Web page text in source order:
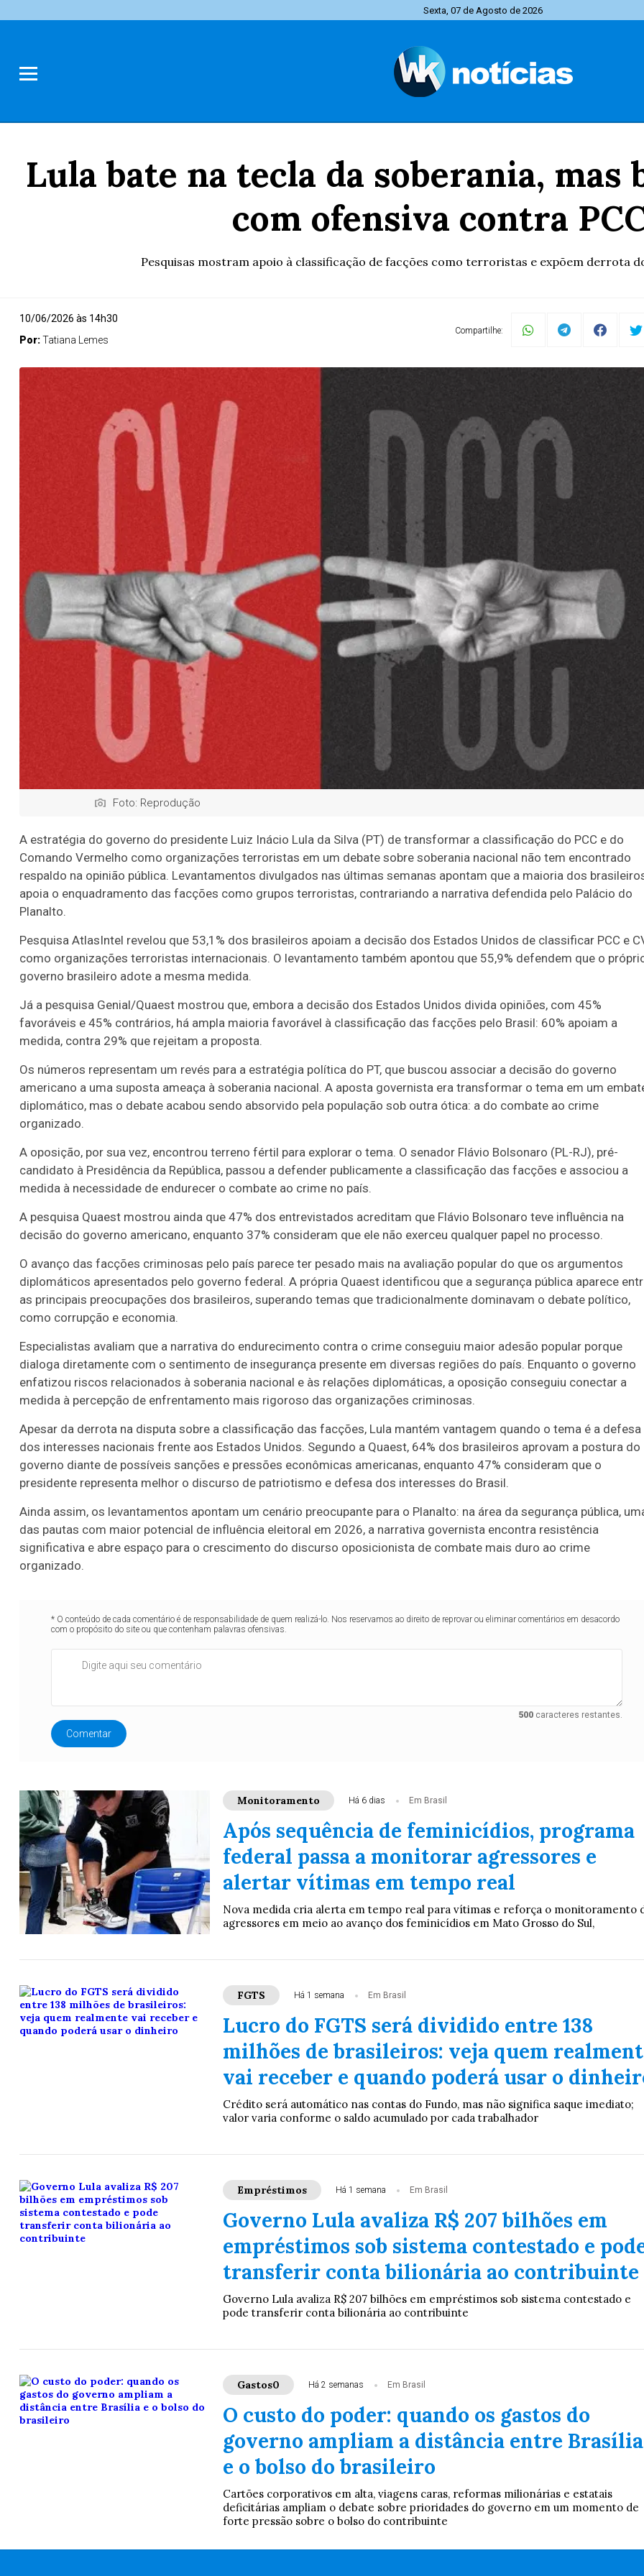
Sexta, 07 de Agosto de 2026
Lula bate na tecla da soberania,
com ofensiva contra
Pesquisas mostram apoio à classificação de facções como terroristas e expõem derrota
10/06/2026 às 14h30
Por:Tatiana Lemes
Compartilhe:
Foto: Reprodução
A estratégia do governo do presidente Luiz Inácio Lula da Silva (PT) de transformar a classificação do PCC e do
Comando Vermelho como organizações terroristas em um debate sobre soberania nacional não tem encontrado
respaldo na opinião pública. Levantamentos divulgados nas últimas semanas apontam que a maioria dos
apoia o enquadramento das facções como grupos terroristas, contrariando a narrativa defendida pelo Palácio do
Planalto.
Pesquisa AtlasIntel revelou que 53,1% dos brasileiros apoiam a decisão dos Estados Unidos de classificar PCC e
como organizações terroristas internacionais. O levantamento também apontou que 55,9% defendem que o
governo brasileiro adote a mesma medida.
Já a pesquisa Genial/Quaest mostrou que, embora a decisão dos Estados Unidos divida opiniões, com 45%
favoráveis e 45% contrários, há ampla maioria favorável à classificação das facções pelo Brasil: 60% apoiam a
medida, contra 29% que rejeitam a proposta.
Os números representam um revés para a estratégia política do PT, que buscou associar a decisão do governo
americano a uma suposta ameaça à soberania nacional. A aposta governista era transformar o tema em um
diplomático, mas o debate acabou sendo absorvido pela população sob outra ótica: a do combate ao crime
organizado.
A oposição, por sua vez, encontrou terreno fértil para explorar o tema. O senador Flávio Bolsonaro (PL-RJ), pré-
candidato à Presidência da República, passou a defender publicamente a classificação das facções e associou a
medida à necessidade de endurecer o combate ao crime no país.
A pesquisa Quaest mostrou ainda que 47% dos entrevistados acreditam que Flávio Bolsonaro teve influência na
decisão do governo americano, enquanto 37% consideram que ele não exerceu qualquer papel no processo.
O avanço das facções criminosas pelo país parece ter pesado mais na avaliação popular do que os argumentos
diplomáticos apresentados pelo governo federal. A própria Quaest identificou que a segurança pública aparece
as principais preocupações dos brasileiros, superando temas que tradicionalmente dominavam o debate político,
como corrupção e economia.
Especialistas avaliam que a narrativa do endurecimento contra o crime conseguiu maior adesão popular porque
dialoga diretamente com o sentimento de insegurança presente em diversas regiões do país. Enquanto o governo
enfatizou riscos relacionados à soberania nacional e às relações diplomáticas, a oposição conseguiu conectar a
medida à percepção de enfrentamento mais rigoroso das organizações criminosas.
Apesar da derrota na disputa sobre a classificação das facções, Lula mantém vantagem quando o tema é a defesa
dos interesses nacionais frente aos Estados Unidos. Segundo a Quaest, 64% dos brasileiros aprovam a postura do
governo diante de possíveis sanções e pressões econômicas americanas, enquanto 47% consideram que o
presidente representa melhor o discurso de patriotismo e defesa dos interesses do Brasil.
Ainda assim, os levantamentos apontam um cenário preocupante para o Planalto: na área da segurança pública,
das pautas com maior potencial de influência eleitoral em 2026, a narrativa governista encontra resistência
significativa e abre espaço para o crescimento do discurso oposicionista de combate mais duro ao crime
organizado.
* O conteúdo de cada comentário é de responsabilidade de quem realizá-lo. Nos reservamos ao direito de reprovar ou eliminar comentários em desacordo
com o propósito do site ou que contenham palavras ofensivas.
500caracteres restantes.
Comentar
Monitoramento Há 6 dias Em Brasil
Após sequência de feminicídios, programa
federal passa a monitorar agressores e
alertar vítimas em tempo real
Nova medida cria alerta em tempo real para vítimas e reforça o monitoramento
agressores em meio ao avanço dos feminicídios em Mato Grosso do Sul,
FGTS Há 1 semana Em Brasil
Lucro do FGTS será dividido entre 138
milhões de brasileiros: veja quem
vai receber e quando poderá usar o
Crédito será automático nas contas do Fundo, mas não significa saque imediato;
valor varia conforme o saldo acumulado por cada trabalhador
Empréstimos Há 1 semana Em Brasil
Governo Lula avaliza R$ 207 bilhões em
empréstimos sob sistema contestado e
transferir conta bilionária ao contribuinte
Governo Lula avaliza R$ 207 bilhões em empréstimos sob sistema contestado e
pode transferir conta bilionária ao contribuinte
Gastos0 Há 2 semanas Em Brasil
O custo do poder: quando os gastos do
governo ampliam a distância entre Brasília
e o bolso do brasileiro
Cartões corporativos em alta, viagens caras, reformas milionárias e estatais
deficitárias ampliam o debate sobre prioridades do governo em um momento de
forte pressão sobre o bolso do contribuinte